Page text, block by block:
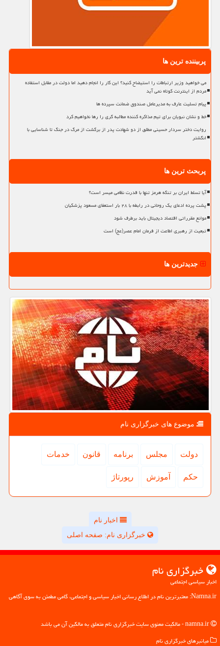
پربیننده ترین ها
می خواهید وزیر ارتباطات را استیضاح کنید؟ این کار را انجام دهید اما دولت در مقابل استفاده
مردم از اینترنت کوتاه نمی آید
پیام تسلیت عارف به مدیرعامل صندوق ضمانت سپرده ها
خط و نشان نبویان برای تیم مذاکره کننده مطالبه گری را رها نخواهیم کرد
روایت دختر سردار حسینی مطلق از دو شهادت پدر از برگشت از مرگ در جنگ تا شناسایی با
انگشتر
پربحث ترین ها
آیا تسلط ایران بر تنگه هرمز تنها با قدرت نظامی میسر است؟
پشت پرده ادعای یک روحانی در رابطه با ۲۸ بار استعفای مسعود پزشکیان
موانع مقرراتی اقتصاد دیجیتال باید برطرف شود
تبعیت از رهبری اطاعت از فرمان امام عصر(عج) است
جدیدترین ها
موضوع های خبرگزاری نام
دولت مجلس برنامه قانون خدمات
حكم آموزش رپورتاژ
اخبار نام
خبرگزاری نام: صفحه اصلی
خبرگزاری نام
اخبار سیاسی اجتماعی
Namna.ir: معتبرترین نام در اطلاع رسانی اخبار سیاسی و اجتماعی، گامی مطمئن به سوی آگاهی
میانبرهای خبرگزاری نام